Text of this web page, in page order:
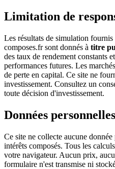
Limitation de
Les résultats de simulation
composes.fr sont donnés à titre
des taux de rendement constants
performances futures. Les
de perte en capital. Ce site ne
investissement. Consultez un
toute décision d'investissement.
Données
Ce site ne collecte aucune
intérêts composés. Tous les
votre navigateur. Aucun prix,
formulaire n'est transmise ni